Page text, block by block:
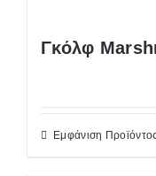
Γκόλφ
Εμφάνιση Προϊόντος